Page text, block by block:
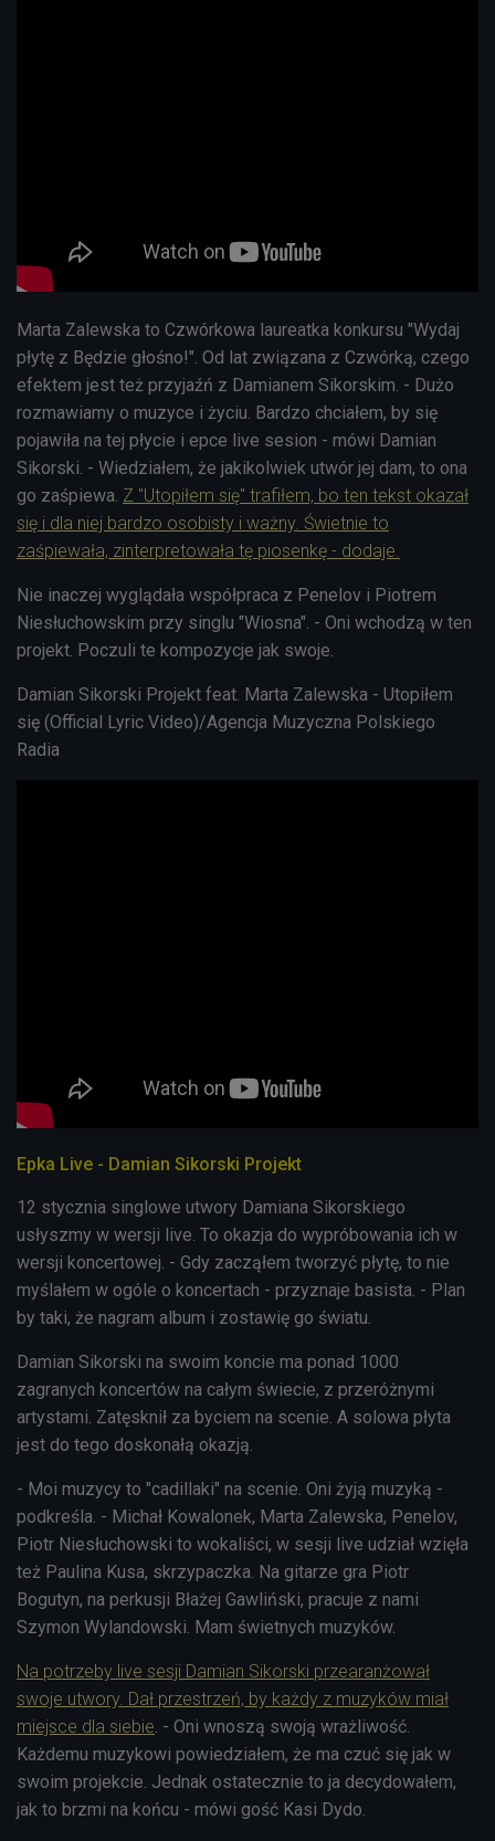
Marta Zalewska to Czwórkowa laureatka konkursu "Wydaj
płytę z Będzie głośno!". Od lat związana z Czwórką, czego
efektem jest też przyjaźń z Damianem Sikorskim. - Dużo
rozmawiamy o muzyce i życiu. Bardzo chciałem, by się
pojawiła na tej płycie i epce live sesion - mówi Damian
Sikorski. - Wiedziałem, że jakikolwiek utwór jej dam, to ona
go zaśpiewa. Z "Utopiłem się" trafiłem, bo ten tekst okazał
się i dla niej bardzo osobisty i ważny. Świetnie to
zaśpiewała, zinterpretowała tę piosenkę - dodaje.
Nie inaczej wyglądała współpraca z Penelov i Piotrem
Niesłuchowskim przy singlu "Wiosna". - Oni wchodzą w ten
projekt. Poczuli te kompozycje jak swoje.
Damian Sikorski Projekt feat. Marta Zalewska - Utopiłem
się (Official Lyric Video)/Agencja Muzyczna Polskiego
Radia
Epka Live - Damian Sikorski Projekt
12 stycznia singlowe utwory Damiana Sikorskiego
usłyszmy w wersji live. To okazja do wypróbowania ich w
wersji koncertowej. - Gdy zacząłem tworzyć płytę, to nie
myślałem w ogóle o koncertach - przyznaje basista. - Plan
by taki, że nagram album i zostawię go światu.
Damian Sikorski na swoim koncie ma ponad 1000
zagranych koncertów na całym świecie, z przeróżnymi
artystami. Zatęsknił za byciem na scenie. A solowa płyta
jest do tego doskonałą okazją.
- Moi muzycy to "cadillaki" na scenie. Oni żyją muzyką -
podkreśla. - Michał Kowalonek, Marta Zalewska, Penelov,
Piotr Niesłuchowski to wokaliści, w sesji live udział wzięła
też Paulina Kusa, skrzypaczka. Na gitarze gra Piotr
Bogutyn, na perkusji Błażej Gawliński, pracuje z nami
Szymon Wylandowski. Mam świetnych muzyków.
Na potrzeby live sesji Damian Sikorski przearanżował
swoje utwory. Dał przestrzeń, by każdy z muzyków miał
miejsce dla siebie. - Oni wnoszą swoją wrażliwość.
Każdemu muzykowi powiedziałem, że ma czuć się jak w
swoim projekcie. Jednak ostatecznie to ja decydowałem,
jak to brzmi na końcu - mówi gość Kasi Dydo.